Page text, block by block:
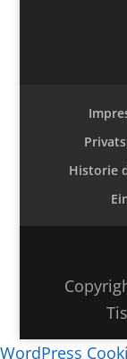
Historie
WordPress